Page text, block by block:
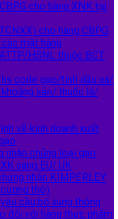
cho hàng XNK tại
cho hàng CBPG
các mặt hàng
HSNL thuộc BCT
hs code gạo/tinh dầu xá/
sản/ thuốc lá/
về kinh doanh xuất
nhận chủng loại gạo
sang EU/ UK
nhận KIMPERLEY
thô)
cầu bổ sung thông
đối với hàng thực phẩm